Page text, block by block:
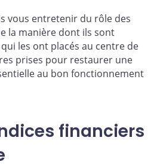
vous entretenir du rôle des
la manière dont ils sont
les ont placés au centre de
prises pour restaurer une
au bon fonctionnement
financiers